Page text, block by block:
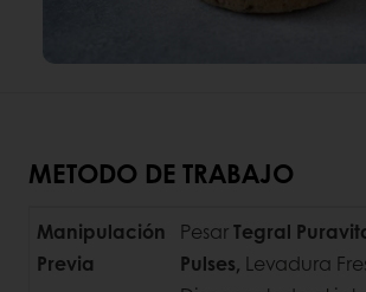
METODO DE TRABAJO
Manipulación
Previa
PesarTegral
Pulses, Levadura